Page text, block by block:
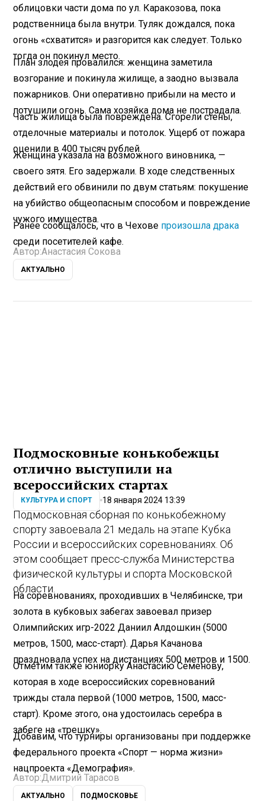
облицовки части дома по ул. Каракозова, пока
родственница была внутри. Туляк дождался, пока
огонь «схватится» и разгорится как следует. Только
тогда он покинул место.
План злодея провалился: женщина заметила
возгорание и покинула жилище, а заодно вызвала
пожарников. Они оперативно прибыли на место и
потушили огонь. Сама хозяйка дома не пострадала.
Часть жилища была повреждена. Сгорели стены,
отделочные материалы и потолок. Ущерб от пожара
оценили в 400 тысяч рублей.
Женщина указала на возможного виновника, —
своего зятя. Его задержали. В ходе следственных
действий его обвинили по двум статьям: покушение
на убийство общеопасным способом и повреждение
чужого имущества.
Ранее сообщалось, что в Чехове произошла драка
среди посетителей кафе.
Автор:Анастасия Сокова
АКТУАЛЬНО
Подмосковные конькобежцы
отлично выступили на
всероссийских стартах
КУЛЬТУРА И СПОРТ 18 января 2024 13:39
Подмосковная сборная по конькобежному
спорту завоевала 21 медаль на этапе Кубка
России и всероссийских соревнованиях. Об
этом сообщает пресс-служба Министерства
физической культуры и спорта Московской
области.
На соревнованиях, проходивших в Челябинске, три
золота в кубковых забегах завоевал призер
Олимпийских игр-2022 Даниил Алдошкин (5000
метров, 1500, масс-старт). Дарья Качанова
праздновала успех на дистанциях 500 метров и 1500.
Отметим также юниорку Анастасию Семенову,
которая в ходе всероссийских соревнований
трижды стала первой (1000 метров, 1500, масс-
старт). Кроме этого, она удостоилась серебра в
забеге на «трешку».
Добавим, что турниры организованы при поддержке
федерального проекта «Спорт — норма жизни»
нацпроекта «Демография».
Автор:Дмитрий Тарасов
АКТУАЛЬНО ПОДМОСКОВЬЕ